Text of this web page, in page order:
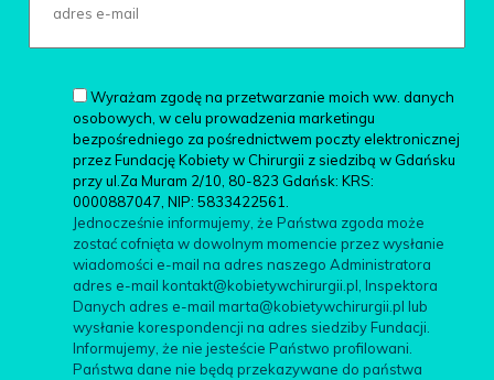
Wyrażam zgodę na przetwarzanie moich ww. danych
osobowych, w celu prowadzenia marketingu
bezpośredniego za pośrednictwem poczty elektronicznej
przez Fundację Kobiety w Chirurgii z siedzibą w Gdańsku
przy ul.Za Muram 2/10, 80-823 Gdańsk: KRS:
0000887047, NIP: 5833422561.
Jednocześnie informujemy, że Państwa zgoda może
zostać cofnięta w dowolnym momencie przez wysłanie
wiadomości e-mail na adres naszego Administratora
adres e-mail kontakt@kobietywchirurgii.pl, Inspektora
Danych adres e-mail marta@kobietywchirurgii.pl lub
wysłanie korespondencji na adres siedziby Fundacji.
Informujemy, że nie jesteście Państwo profilowani.
Państwa dane nie będą przekazywane do państwa